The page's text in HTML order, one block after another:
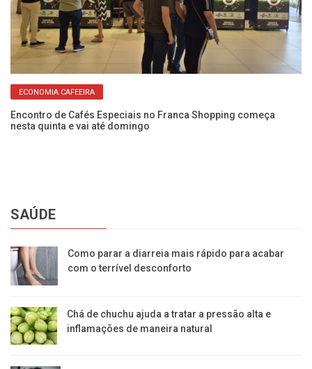
ECONOMIA CAFEEIRA
Encontro de Cafés Especiais no Franca Shopping começa
nesta quinta e vai até domingo
SAÚDE
Como parar a diarreia mais rápido para acabar
com o terrível desconforto
Chá de chuchu ajuda a tratar a pressão alta e
inflamações de maneira natural